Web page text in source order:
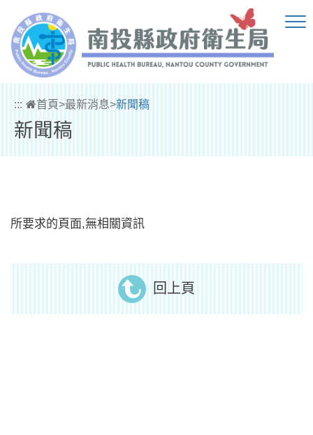
::: 首頁>最新消息>新聞稿
新聞稿
所要求的頁面,無相關資訊
回上頁